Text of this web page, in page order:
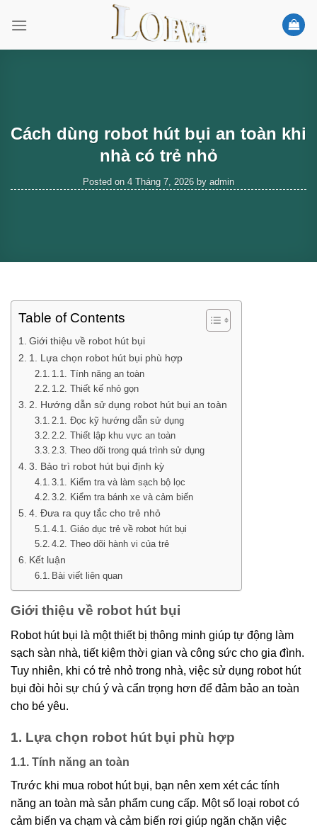
Cách dùng robot hút bụi an toàn khi
nhà có trẻ nhỏ
Posted on 4 Tháng 7, 2026 by admin
Table of Contents
Giới thiệu về robot hút bụi
1. Lựa chọn robot hút bụi phù hợp
1.1. Tính năng an toàn
1.2. Thiết kế nhỏ gọn
2. Hướng dẫn sử dụng robot hút bụi an toàn
2.1. Đọc kỹ hướng dẫn sử dụng
2.2. Thiết lập khu vực an toàn
2.3. Theo dõi trong quá trình sử dụng
3. Bảo trì robot hút bụi định kỳ
3.1. Kiểm tra và làm sạch bộ lọc
3.2. Kiểm tra bánh xe và cảm biến
4. Đưa ra quy tắc cho trẻ nhỏ
4.1. Giáo dục trẻ về robot hút bụi
4.2. Theo dõi hành vi của trẻ
Kết luận
Bài viết liên quan
Giới thiệu về robot hút bụi
Robot hút bụi là một thiết bị thông minh giúp tự động làm
sạch sàn nhà, tiết kiệm thời gian và công sức cho gia đình.
Tuy nhiên, khi có trẻ nhỏ trong nhà, việc sử dụng robot hút
bụi đòi hỏi sự chú ý và cẩn trọng hơn để đảm bảo an toàn
cho bé yêu.
1. Lựa chọn robot hút bụi phù hợp
1.1. Tính năng an toàn
Trước khi mua robot hút bụi, bạn nên xem xét các tính
năng an toàn mà sản phẩm cung cấp. Một số loại robot có
cảm biến va chạm và cảm biến rơi giúp ngăn chặn việc